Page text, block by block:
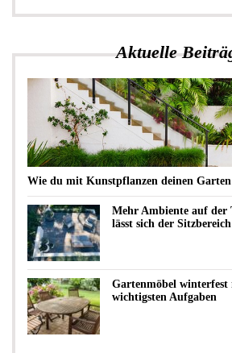
Aktuelle
Wie du mit Kunstpflanzen deinen
Mehr Ambiente auf der
lässt sich der
Gartenmöbel winterfest
wichtigsten Aufgaben